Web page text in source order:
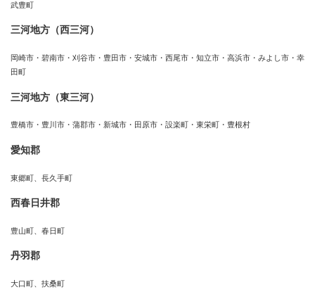
武豊町
三河地方（西三河）
岡崎市・碧南市・刈谷市・豊田市・安城市・西尾市・知立市・高浜市・みよし市・幸
田町
三河地方（東三河）
豊橋市・豊川市・蒲郡市・新城市・田原市・設楽町・東栄町・豊根村
愛知郡
東郷町、長久手町
西春日井郡
豊山町、春日町
丹羽郡
大口町、扶桑町